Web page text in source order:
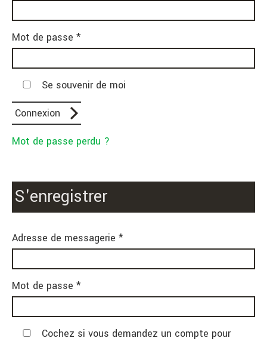
Mot de passe *
Se souvenir de moi
Mot de passe perdu ?
S'enregistrer
Adresse de messagerie *
Mot de passe *
Cochez si vous demandez un compte pour